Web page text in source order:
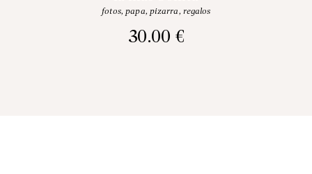
fotos,papa, pizarra, regalos
30.00 €